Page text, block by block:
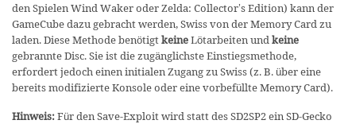
den Spielen Wind Waker oder Zelda: Collector’s Edition) kann der
GameCube dazu gebracht werden, Swiss von der Memory Card zu
laden. Diese Methode benötigt keineLötarbeiten und keine
gebrannte Disc. Sie ist die zugänglichste Einstiegsmethode,
erfordert jedoch einen initialen Zugang zu Swiss (z. B. über eine
bereits modifizierte Konsole oder eine vorbefüllte Memory Card).
Hinweis:Für den Save-Exploit wird statt des SD2SP2 ein SD-Gecko